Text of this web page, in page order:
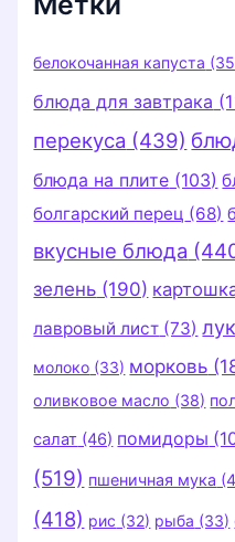
белокочанная капуста
блюда для завтрака
перекуса (439)
блюда на плите (103)
болгарский перец (68)
вкусные блюда
зелень (190)
лавровый лист (73) лук
молоко (33) морковь
оливковое масло (38)
салат (46) помидоры
(519) пшеничная мука
(418) рис (32) рыба (33)